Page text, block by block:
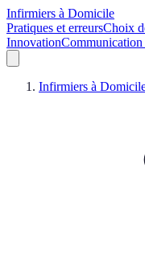
Infirmiers à Domicile
Pratiques et erreursChoix
InnovationCommunication
Infirmiers à